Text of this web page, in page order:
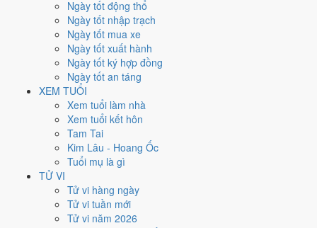
Ngày tốt động thổ
Ngày tốt nhập trạch
Ngày tốt mua xe
Ngày tốt xuất hành
Ngày tốt ký hợp đồng
Ngày tốt an táng
XEM TUỔI
Xem tuổi làm nhà
Xem tuổi kết hôn
Tam Tai
Kim Lâu - Hoang Ốc
Tuổi mụ là gì
TỬ VI
Tử vi hàng ngày
Tử vi tuần mới
Tử vi năm 2026
Tháng 11 năm 2026
Tháng 10 âm năm 2026
Tiết Tiểu Tuyết